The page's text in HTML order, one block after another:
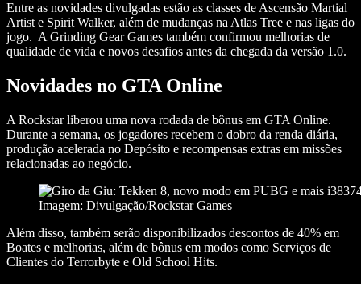
Entre as novidades divulgadas estão as classes de Ascensão Martial
Artist e Spirit Walker, além de mudanças na Atlas Tree e nas ligas do
jogo. A Grinding Gear Games também confirmou melhorias de
qualidade de vida e novos desafios antes da chegada da versão 1.0.
Novidades no GTA Online
A Rockstar liberou uma nova rodada de bônus em GTA Online.
Durante a semana, os jogadores recebem o dobro da renda diária,
produção acelerada no Depósito e recompensas extras em missões
relacionadas ao negócio.
Imagem: Divulgação/Rockstar Games
Além disso, também serão disponibilizados descontos de 40% em
Boates e melhorias, além de bônus em modos como Serviços de
Clientes do Terrorbyte e Old School Hits.